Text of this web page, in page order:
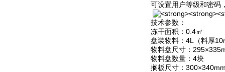
可设置用户等级和密码
技术参数：
冻干面积：0.4㎡
盘装物料：4L（料厚
物料盘尺寸：
物料盘数量：4块
搁板尺寸：